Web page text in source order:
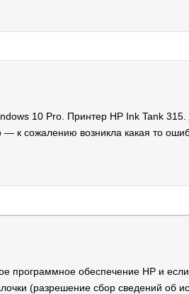
10 Pro. Принтер HP Ink Tank
— к сожалению возникла какая то
программное обеспечение HP и
(разрешение сбор сведений об